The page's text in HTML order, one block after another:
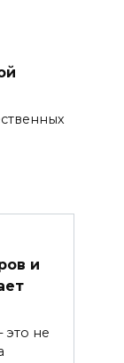
и
не